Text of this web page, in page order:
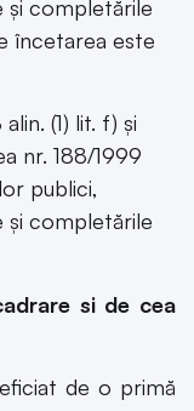
şi completările
încetarea este
(1) lit. f) şi
nr. 188/1999
publici,
şi completările
si de cea
de o primă